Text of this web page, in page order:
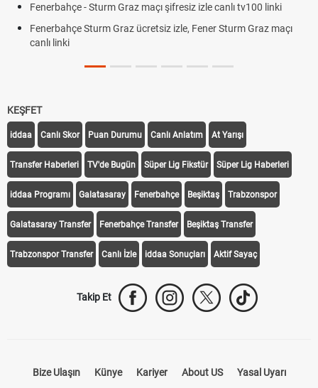
Fenerbahçe - Sturm Graz maçı şifresiz izle canlı tv100 linki
Fenerbahçe Sturm Graz ücretsiz izle, Fener Sturm Graz maçı
canlı linki
KEŞFET
iddaa Canlı Skor Puan Durumu Canlı Anlatım At Yarışı
Transfer Haberleri TV'de Bugün Süper Lig Fikstür Süper Lig Haberleri
iddaa Programı Galatasaray Fenerbahçe Beşiktaş Trabzonspor
Galatasaray Transfer Fenerbahçe Transfer Beşiktaş Transfer
Trabzonspor Transfer Canlı İzle iddaa Sonuçları Aktif Sayaç
Takip Et
Bize Ulaşın Künye Kariyer About US Yasal Uyarı